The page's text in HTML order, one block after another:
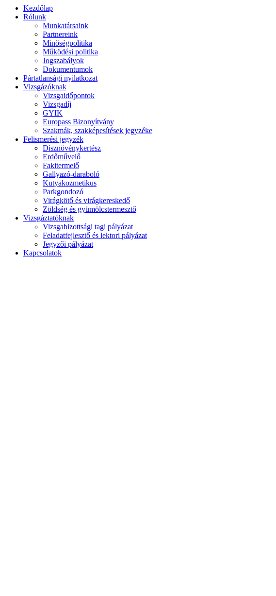
Kezdőlap
Rólunk
Munkatársaink
Partnereink
Minőségpolitika
Működési politika
Jogszabályok
Dokumentumok
Pártatlansági nyilatkozat
Vizsgázóknak
Vizsgaidőpontok
Vizsgadíj
GYIK
Europass Bizonyítvány
Szakmák, szakképesítések jegyzéke
Felismerési jegyzék
Dísznövénykertész
Erdőművelő
Fakitermelő
Gallyazó-daraboló
Kutyakozmetikus
Parkgondozó
Virágkötő és virágkereskedő
Zöldség és gyümölcstermesztő
Vizsgáztatóknak
Vizsgabizottsági tagi pályázat
Feladatfejlesztő és lektori pályázat
Jegyzői pályázat
Kapcsolatok